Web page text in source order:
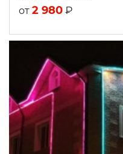
от 2 980 ₽